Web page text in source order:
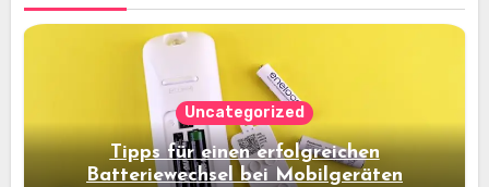
Uncategorized
Tipps für einen erfolgreichen
Batteriewechsel bei Mobilgeräten